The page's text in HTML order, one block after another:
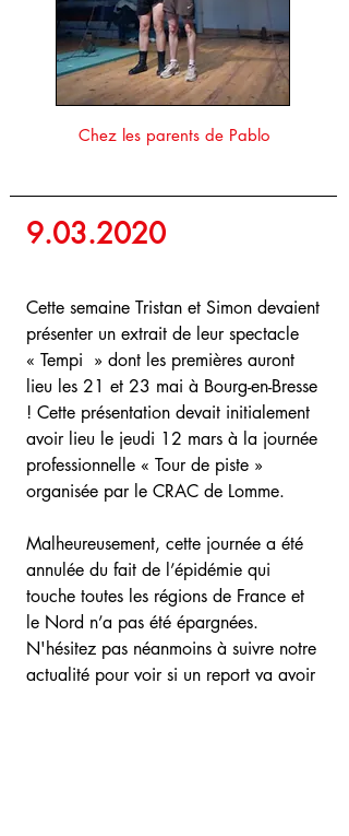
Chez les parents de Pablo
9.03.2020
Cette semaine Tristan et Simon devaient
présenter un extrait de leur spectacle
« Tempi » dont les premières auront
lieu les 21 et 23 mai à Bourg-en-Bresse
! Cette présentation devait initialement
avoir lieu le jeudi 12 mars à la journée
professionnelle « Tour de piste »
organisée par le CRAC de Lomme.
Malheureusement, cette journée a été
annulée du fait de l’épidémie qui
touche toutes les régions de France et
le Nord n’a pas été épargnées.
N'hésitez pas néanmoins à suivre notre
actualité pour voir si un report va avoir